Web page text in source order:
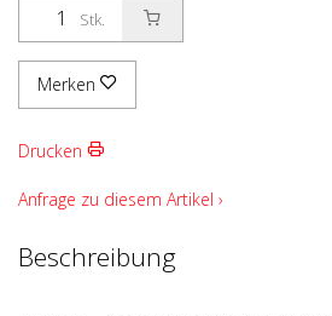
Stk.
Merken
Drucken
Anfrage zu diesem Artikel ›
Beschreibung